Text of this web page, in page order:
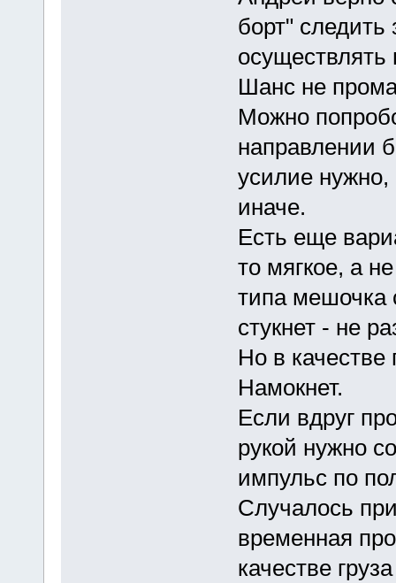
борт" следить
Шанс не
Можно
направлении
усилие нужно,
иначе.
Есть еще
то мягкое, а
типа мешочка
стукнет - не
Но в качестве
Намокнет.
Если вдруг
рукой нужно
импульс по
Случалось
временная
качестве